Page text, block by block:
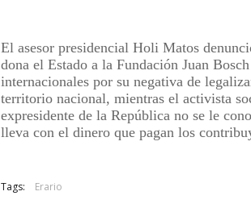
El asesor presidencial Holi Matos
dona el Estado a la Fundación Juan
internacionales por su negativa de
territorio nacional, mientras el activista
expresidente de la República no se le
lleva con el dinero que pagan los
Tags: Erario